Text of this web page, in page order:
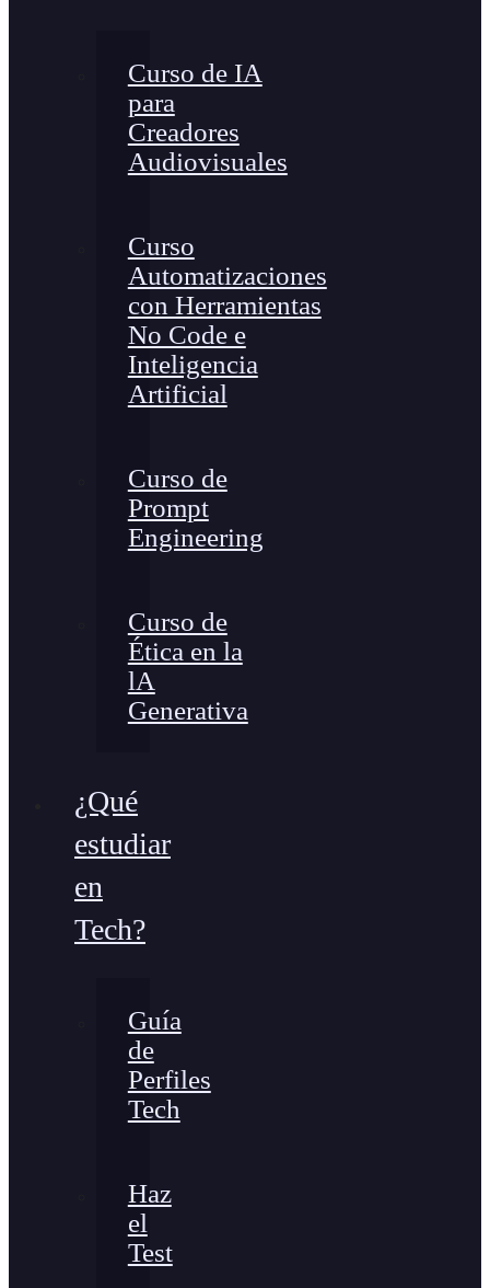
Curso de IA
para
Creadores
Audiovisuales
Curso
Automatizaciones
con Herramientas
No Code e
Inteligencia
Artificial
Curso de
Prompt
Engineering
Curso de
Ética en la
lA
Generativa
¿Qué
estudiar
en
Tech?
Guía
de
Perfiles
Tech
Haz
el
Test